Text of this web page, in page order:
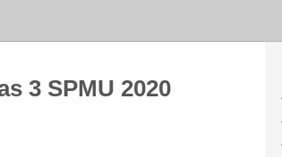
3 SPMU 2020